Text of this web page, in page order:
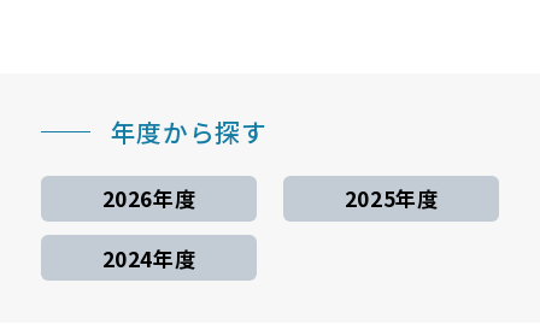
年度から探す
2026年度
2025年度
2024年度